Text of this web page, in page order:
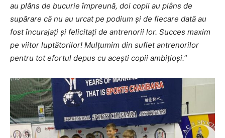
au plâns de bucurie împreună, doi copii au plâns de
supărare că nu au urcat pe podium și de fiecare dată au
fost încurajați și felicitați de antrenorii lor. Succes maxim
pe viitor luptătorilor! Mulțumim din suflet antrenorilor
pentru tot efortul depus cu acești copii ambițioși.”